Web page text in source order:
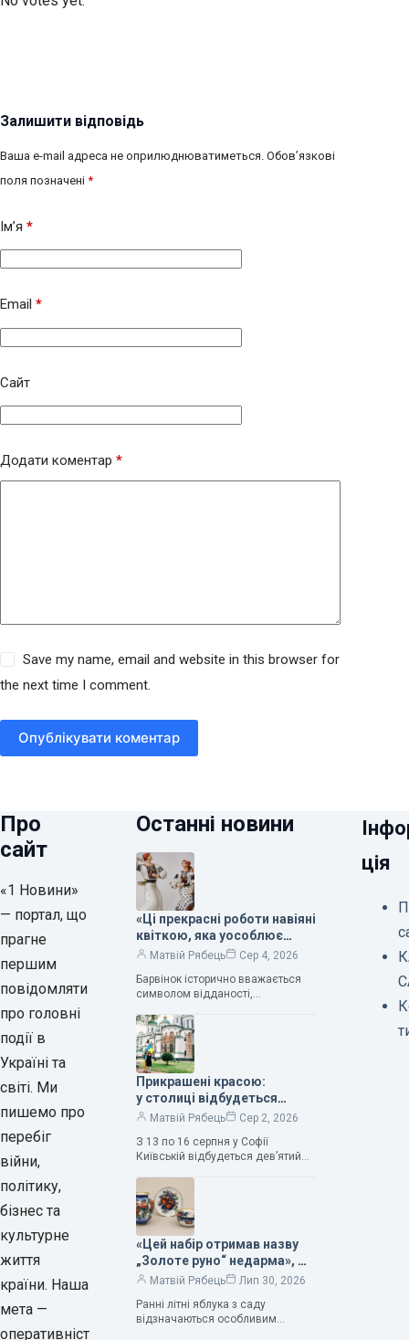
Залишити відповідь
Ваша e-mail адреса не оприлюднюватиметься. Обов’язкові
поля позначені *
Ім’я *
Email *
Сайт
Додати коментар *
Save my name, email and website in this browser for
the next time I comment.
Опублікувати коментар
Про
сайт
«1 Новини»
— портал, що
прагне
першим
повідомляти
про головні
події в
Україні та
світі. Ми
пишемо про
перебіг
війни,
політику,
бізнес та
культурне
життя
країни. Наша
мета —
оперативніст
Останні новини
«Ці прекрасні роботи навіяні
квіткою, яка уособлює
нескінченне кохання», —
Людмила Карпінська-
Романюк
Матвій Рябець
Сер 4, 2026
Барвінок історично вважається
символом відданості,
та тривалого подружнього союзу.
Саме тому ця рослина надихала і
продовжує надихати митців на
Прикрашені красою:
у столиці відбудеться
дев’ятий фестиваль
Матвій Рябець
Сер 2, 2026
З 13 по 16 серпня у Софії
Київській відбудеться дев’ятий
мистецтв Bouquet Kyiv Stage. Ця
подія традиційно…
«Цей набір отримав назву
„Золоте руно“ недарма», —
колекціонерка Людмила
Матвій Рябець
Лип 30, 2026
Ранні літні яблука з саду
відзначаються особливим
ція